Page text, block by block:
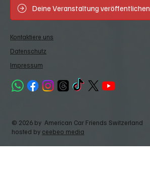
Deine Veranstaltung veröffentlichen
Kontaktiere uns
Datenschutz
Impressum
© 2026 by American Car Friends Switzerland
hosted by ceebeo media